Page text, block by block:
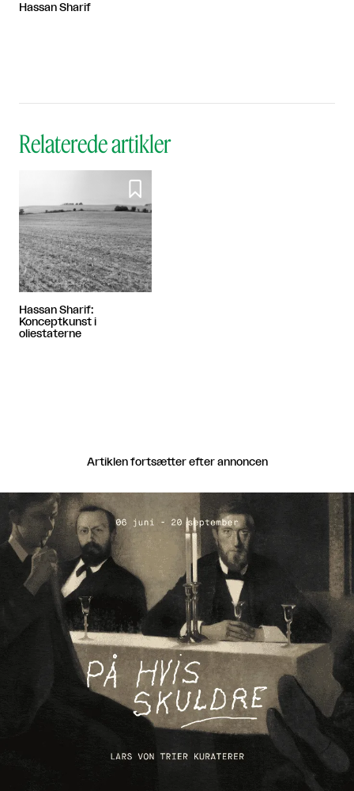
Hassan Sharif
Relaterede artikler

Hassan Sharif:
Konceptkunst i
oliestaterne
Artiklen fortsætter efter annoncen